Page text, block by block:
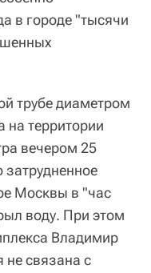
в городе "тысячи
трубе диаметром
территории
вечером 25
затрудненное
Москвы в "час
воду. При этом
Владимир
не связана с